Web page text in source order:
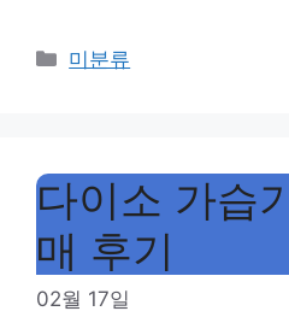
Categories
미분류
다이소 가습
매 후기
02월 17일